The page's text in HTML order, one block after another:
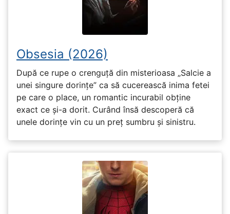
Obsesia (2026)
După ce rupe o crenguță din misterioasa „Salcie a
unei singure dorințe” ca să cucerească inima fetei
pe care o place, un romantic incurabil obține
exact ce și-a dorit. Curând însă descoperă că
unele dorințe vin cu un preț sumbru și sinistru.